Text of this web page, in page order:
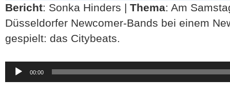
Bericht: Sonka Hinders | Thema: Am
Düsseldorfer Newcomer-Bands bei einem
gespielt: das Citybeats.
Audio-
Player
00:00